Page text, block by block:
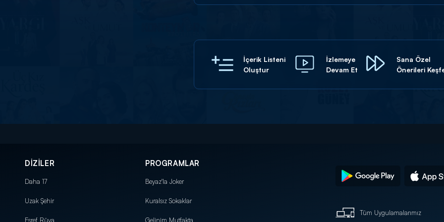
İçerik Listeni
Oluştur
İzlemeye
Devam Et
Sana Özel
Önerileri
DİZİLER
Daha 17
Uzak Şehir
Eşref Rüya
PROGRAMLAR
Beyaz'la Joker
Kuralsız Sokaklar
Gelinim Mutfakta
Tüm Uygulamalarımız